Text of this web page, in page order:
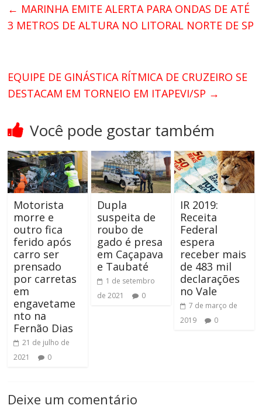
← MARINHA EMITE ALERTA PARA ONDAS DE ATÉ
3 METROS DE ALTURA NO LITORAL NORTE DE SP
EQUIPE DE GINÁSTICA RÍTMICA DE CRUZEIRO SE
DESTACAM EM TORNEIO EM ITAPEVI/SP →
Você pode gostar também
Motorista
morre e
outro fica
ferido após
carro ser
prensado
por carretas
em
engavetame
nto na
Fernão Dias
21 de julho de
2021
0
Dupla
suspeita de
roubo de
gado é presa
em Caçapava
e Taubaté
1 de setembro
de 2021
0
IR 2019:
Receita
Federal
espera
receber mais
de 483 mil
declarações
no Vale
7 de março de
2019
0
Deixe um comentário